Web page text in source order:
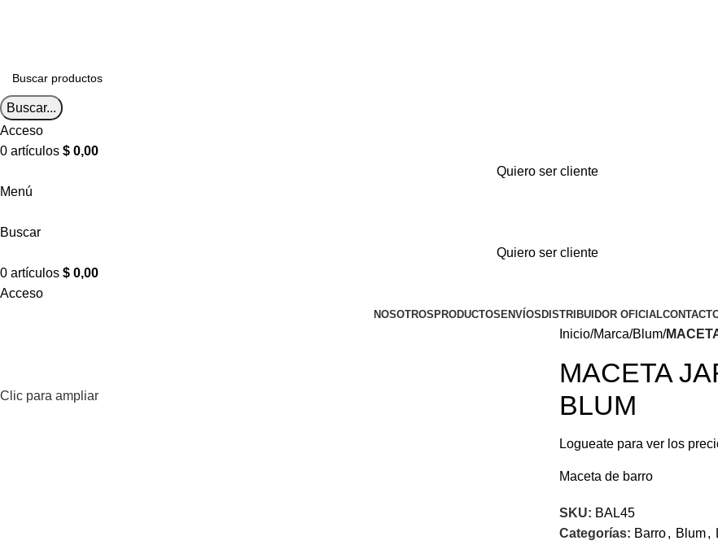
Buscar...
Acceso
0 artículos $ 0,00
Quiero ser cliente
Menú
Buscar
Quiero ser cliente
0 artículos $ 0,00
Acceso
NOSOTROS PRODUCTOS ENVÍOS DISTRIBUIDOR OFICIAL
Clic para ampliar
Inicio Marca Blum
MACETA
BLUM
Logueate para ver los
Maceta de barro
SKU: BAL45
Categorías: Barro, Blum,